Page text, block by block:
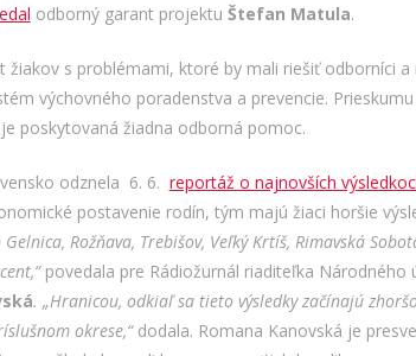
odborný garant projektu Štefan Matula.
žiakov s problémami, ktoré by mali riešiť odborníci
výchovného poradenstva a prevencie.
poskytovaná žiadna odborná pomoc.
odznela 6. 6. reportáž o najnovších
postavenie rodín, tým majú žiaci horšie
Rožňava, Trebišov, Veľký Krtíš, Rimavská
povedala pre Rádiožurnál riaditeľka Národného
. „Hranicou, odkiaľ sa tieto výsledky začínajú
okrese,“dodala. Romana Kanovská je